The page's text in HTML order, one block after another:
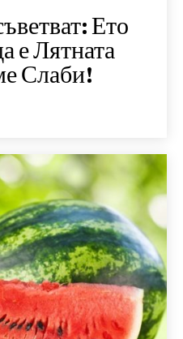
Ето
е Лятната
Слаби!